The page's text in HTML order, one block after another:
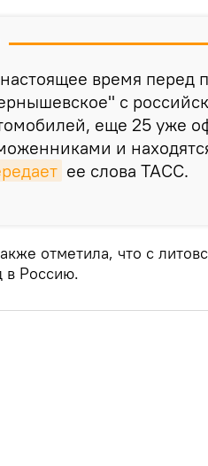
время перед
с
еще 25 уже
и
ее слова ТАСС.
отметила, что с
в Россию.